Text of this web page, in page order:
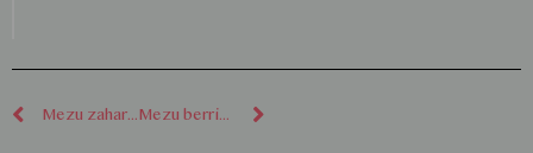
Mezu zaharragoak Mezu berriagoak